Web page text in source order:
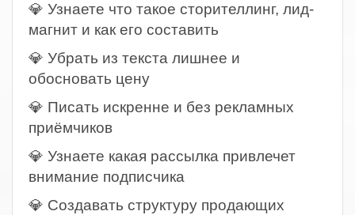
💎 Узнаете что такое сторителлинг, лид-
магнит и как его составить
💎 Убрать из текста лишнее и
обосновать цену
💎 Писать искренне и без рекламных
приёмчиков
💎 Узнаете какая рассылка привлечет
внимание подписчика
💎 Создавать структуру продающих